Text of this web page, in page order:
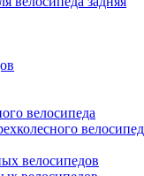
велосипеда
велосипедов